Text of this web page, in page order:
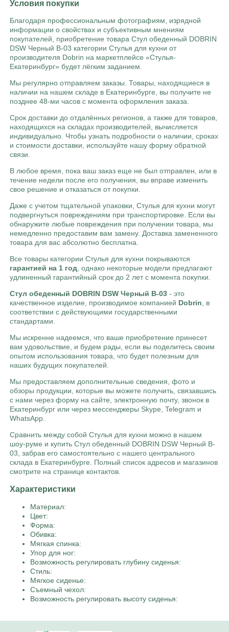
Условия покупки
Благодаря профессиональным фотографиям, изрядной
информации о свойствах и субъективным мнениям
покупателей, приобретение товара Стул обеденный DOBRIN
DSW Черный B-03 категории Стулья для кухни от
производителя Dobrin на маркетплейсе «Стулья-
Екатеринбург» будет лёгким заданием.
Мы регулярно отправляем заказы. Товары, находящиеся в
наличии на нашем складе в Екатеринбурге, вы получите не
позднее 48-ми часов с момента оформления заказа.
Срок доставки до отдалённых регионов, а также для товаров,
находящихся на складах производителей, вычисляется
индивидуально. Чтобы узнать подробности о наличии, сроках
и стоимости доставки, используйте нашу форму обратной
связи.
В любое время, пока ваш заказ еще не был отправлен, или в
течение недели после его получения, вы вправе изменить
свое решение и отказаться от покупки.
Даже с учетом тщательной упаковки, Стулья для кухни могут
подвергнуться повреждениям при транспортировке. Если вы
обнаружите любые повреждения при получении товара, мы
немедленно предоставим вам замену. Доставка замененного
товара для вас абсолютно бесплатна.
Все товары категории Стулья для кухни покрываются
гарантией на 1 год , однако некоторые модели предлагают
удлиненный гарантийный срок до 2 лет с момента покупки.
Стул обеденный DOBRIN DSW Черный B-03 - это
качественное изделие, производимое компанией Dobrin , в
соответствии с действующими государственными
стандартами.
Мы искренне надеемся, что ваше приобретение принесет
вам удовольствие, и будем рады, если вы поделитесь своим
опытом использования товара, что будет полезным для
наших будущих покупателей.
Мы предоставляем дополнительные сведения, фото и
обзоры продукции, которые вы можете получить, связавшись
с нами через форму на сайте, электронную почту, звонок в
Екатеринбург или через мессенджеры Skype, Telegram и
WhatsApp.
Cравнить между собой Стулья для кухни можно в нашем
шоу-руме и купить Стул обеденный DOBRIN DSW Черный B-
03, забрав его самостоятельно с нашего центрального
склада в Екатеринбурге. Полный список адресов и магазинов
смотрите на странице контактов.
Характеристики
Материал:
Цвет:
Форма:
Обивка:
Мягкая спинка:
Упор для ног:
Возможность регулировать глубину сиденья:
Стиль:
Мягкое сиденье:
Съемный чехол:
Возможность регулировать высоту сиденья: